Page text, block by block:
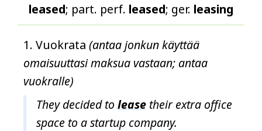
leased; part. perf. leased; ger. leasing
Vuokrata (antaa jonkun käyttää
omaisuuttasi maksua vastaan; antaa
vuokralle)
They decided to lease their extra office
space to a startup company.